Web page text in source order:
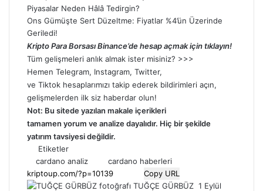
Piyasalar Neden Hâlâ Tedirgin?
Ons Gümüşte Sert Düzeltme: Fiyatlar %4’ün Üzerinde
Geriledi!
Kripto Para Borsası Binance’de hesap açmak için tıklayın!
Tüm gelişmeleri anlık almak ister misiniz? >>>
Hemen Telegram, Instagram, Twitter,
ve Tiktok hesaplarımızı takip ederek bildirimleri açın,
gelişmelerden ilk siz haberdar olun!
Not: Bu sitede yazılan makale içerikleri
tamamen yorum ve analize dayalıdır. Hiç bir şekilde
yatırım tavsiyesi değildir.
Etiketler
cardano analiz
cardano haberleri
Copy URL
TUĞÇE GÜRBÜZ Bir
1 Eylül